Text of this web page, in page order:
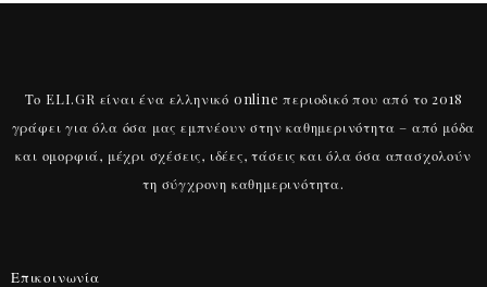
Το ELI.GR είναι ένα ελληνικό online περιοδικό που από το 2018
γράφει για όλα όσα μας εμπνέουν στην καθημερινότητα – από μόδα
και ομορφιά, μέχρι σχέσεις, ιδέες, τάσεις και όλα όσα απασχολούν
τη σύγχρονη καθημερινότητα.
Επικοινωνία